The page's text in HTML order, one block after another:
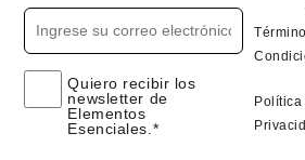
Quiero recibir los
newsletter de
Elementos
Esenciales.*